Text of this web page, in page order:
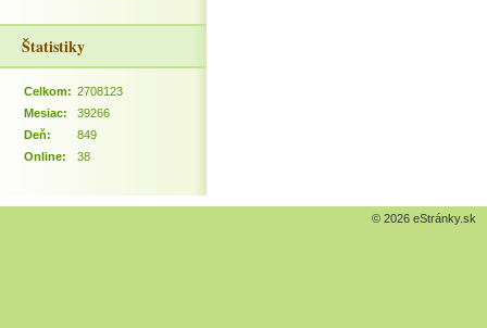
Štatistiky
Online: 38
Celkom: 2708123
Mesiac:
39266
Deň:
849
© 2026 eStránky.sk